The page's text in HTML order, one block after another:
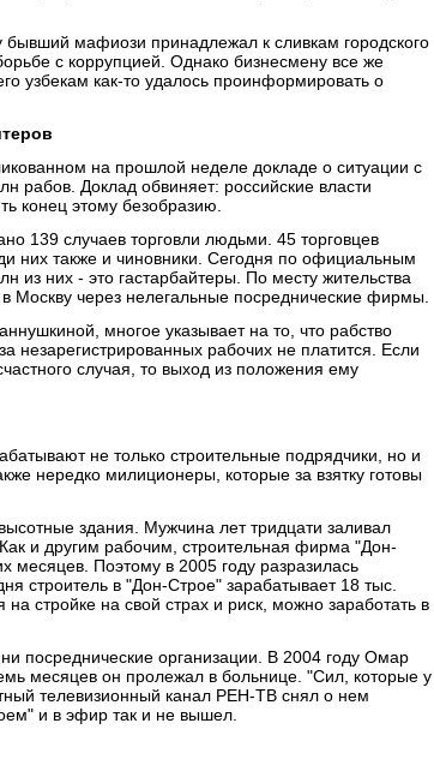
бывший мафиози принадлежал к сливкам городского
с коррупцией. Однако бизнесмену все же
узбекам как-то удалось проинформировать о
на прошлой неделе докладе о ситуации с
рабов. Доклад обвиняет: российские власти
конец этому безобразию.
139 случаев торговли людьми. 45 торговцев
них также и чиновники. Сегодня по официальным
них - это гастарбайтеры. По месту жительства
Москву через нелегальные посреднические фирмы.
многое указывает на то, что рабство
незарегистрированных рабочих не платится. Если
случая, то выход из положения ему
не только строительные подрядчики, но и
нередко милиционеры, которые за взятку готовы
здания. Мужчина лет тридцати заливал
и другим рабочим, строительная фирма "Дон-
месяцев. Поэтому в 2005 году разразилась
строитель в "Дон-Строе" зарабатывает 18 тыс.
стройке на свой страх и риск, можно заработать в
посреднические организации. В 2004 году Омар
месяцев он пролежал в больнице. "Сил, которые у
телевизионный канал РЕН-ТВ снял о нем
и в эфир так и не вышел.